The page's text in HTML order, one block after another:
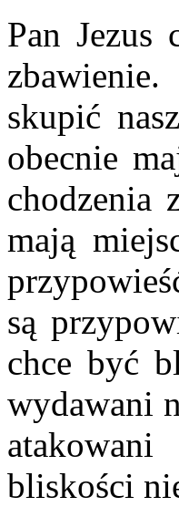
Pan Jezus
skupić
obecnie
chodzenia
mają
są
chce być
wydawani
atakowani
bliskości